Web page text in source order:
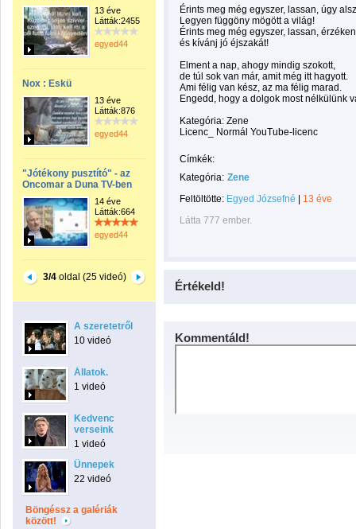
13 éve
Látták:2455
egyed44
Nox : Eskü
13 éve
Látták:876
egyed44
"Jótékony pusztító" - az
Oncomar a Duna TV-ben
14 éve
Látták:664
egyed44
3/4oldal (25 videó)
A szeretetről
10 videó
Állatok.
1 videó
Kedvenc
verseink
1 videó
Ünnepek
22 videó
Böngéssz a galériák
között!
Érints meg még egyszer, lassan, úgy
Legyen függöny mögött a világ!
Érints meg még egyszer, lassan,
és kívánj jó éjszakát!
Elment a nap, ahogy mindig szokott,
de túl sok van már, amit még itt hagyott.
Ami félig van kész, az ma félig marad.
Engedd, hogy a dolgok most nélkülünk
Kategória: Zene
Licenc_ Normál YouTube-licenc
Címkék:
Kategória: Zene
Feltöltötte: Egyed Józsefné
13 éve
Látta 777 ember.
Értékeld!
Kommentáld!